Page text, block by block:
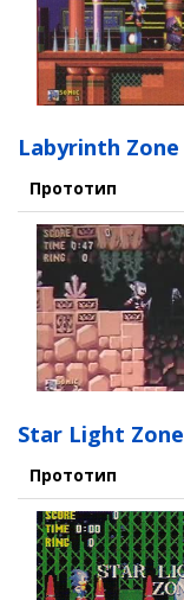
Labyrinth Zone
Прототип
Star Light Zone
Прототип